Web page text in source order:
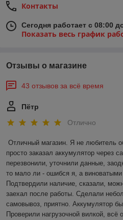
Контакты
Сегодня работает с 08:00
Показать весь график
Отзывы о магазине
43 отзывов за всё время
Пётр
Отлично
Отличный магазин. Я не любитель
просто заказал аккумулятор через
перезвонили, уточнили данные,
то мало ли - ошибся я, а
Подтвердили наличие, сказали,
заехал после работы. Сделали
самовывоз, приятно. Аккумулятор
Проверили нагрузочной вилкой, всё